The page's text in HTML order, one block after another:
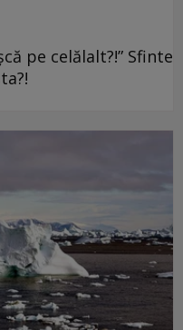
pe celălalt?!” Sfinte